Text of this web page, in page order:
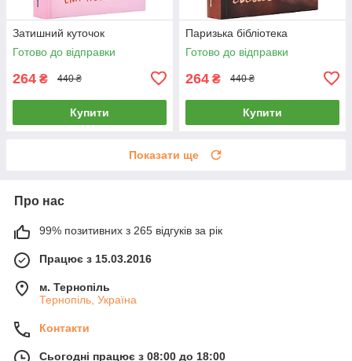
Затишний куточок
Готово до відправки
264 ₴ 440 ₴
Купити
Паризька бібліотека
Готово до відправки
264 ₴ 440 ₴
Купити
Показати ще
Про нас
99% позитивних з 265 відгуків за рік
Працює з 15.03.2016
м. Тернопіль
Тернопіль, Україна
Контакти
Сьогодні працює з 08:00 до 18:00